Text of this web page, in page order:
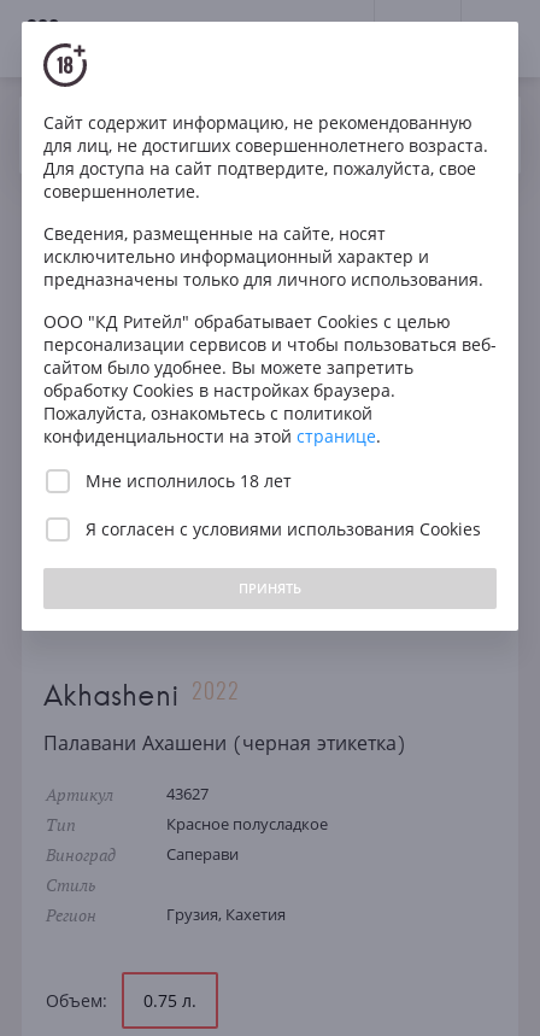
18+
Ваш город Москва ? Да
Вино Красное Полусладкое
Грузия
Akhasheni
Akhasheni 2022
Палавани Ахашени (черная этикетка)
Артикул 43627
Тип Красное полусладкое
Виноград Саперави
Стиль
Регион
Грузия, Кахетия
Объем: 0.75 л.
Сайт содержит информацию, не рекомендованную
для лиц, не достигших совершеннолетнего возраста.
Для доступа на сайт подтвердите, пожалуйста, свое
совершеннолетие.
Сведения, размещенные на сайте, носят
исключительно информационный характер и
предназначены только для личного использования.
ООО "КД Ритейл" обрабатывает Cookies с целью
персонализации сервисов и чтобы пользоваться веб-
сайтом было удобнее. Вы можете запретить
обработку Cookies в настройках браузера.
Пожалуйста, ознакомьтесь с политикой
конфиденциальности на этой странице.
Мне исполнилось 18 лет
Я согласен с условиями использования Cookies
ПРИНЯТЬ